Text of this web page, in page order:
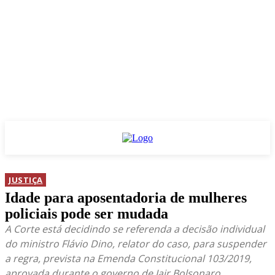
JUSTIÇA
Idade para aposentadoria de mulheres
policiais pode ser mudada
A Corte está decidindo se referenda a decisão individual
do ministro Flávio Dino, relator do caso, para suspender
a regra, prevista na Emenda Constitucional 103/2019,